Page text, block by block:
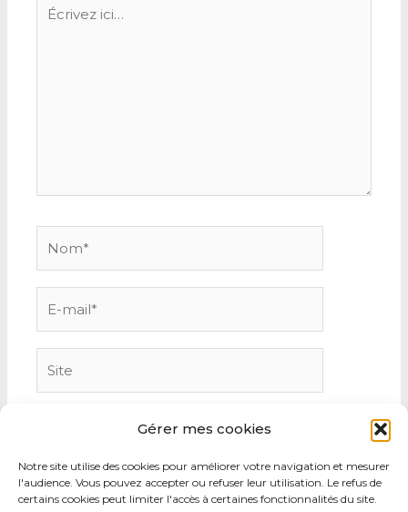
Gérer mes cookies
Notre site utilise des cookies pour améliorer votre navigation et mesurer
l'audience. Vous pouvez accepter ou refuser leur utilisation. Le refus de
certains cookies peut limiter l'accès à certaines fonctionnalités du site.
ici…
mail*